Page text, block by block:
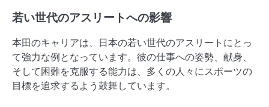
若い世代のアスリートへの影響
本田のキャリアは、日本の若い世代のアスリートにとっ
て強力な例となっています。彼の仕事への姿勢、献身、
そして困難を克服する能力は、多くの人々にスポーツの
目標を追求するよう鼓舞しています。